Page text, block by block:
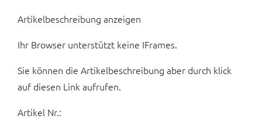
Artikelbeschreibung anzeigen
Ihr Browser unterstützt keine IFrames.
Sie können die Artikelbeschreibung aber durch klick
auf diesen Link aufrufen.
Artikel Nr.: